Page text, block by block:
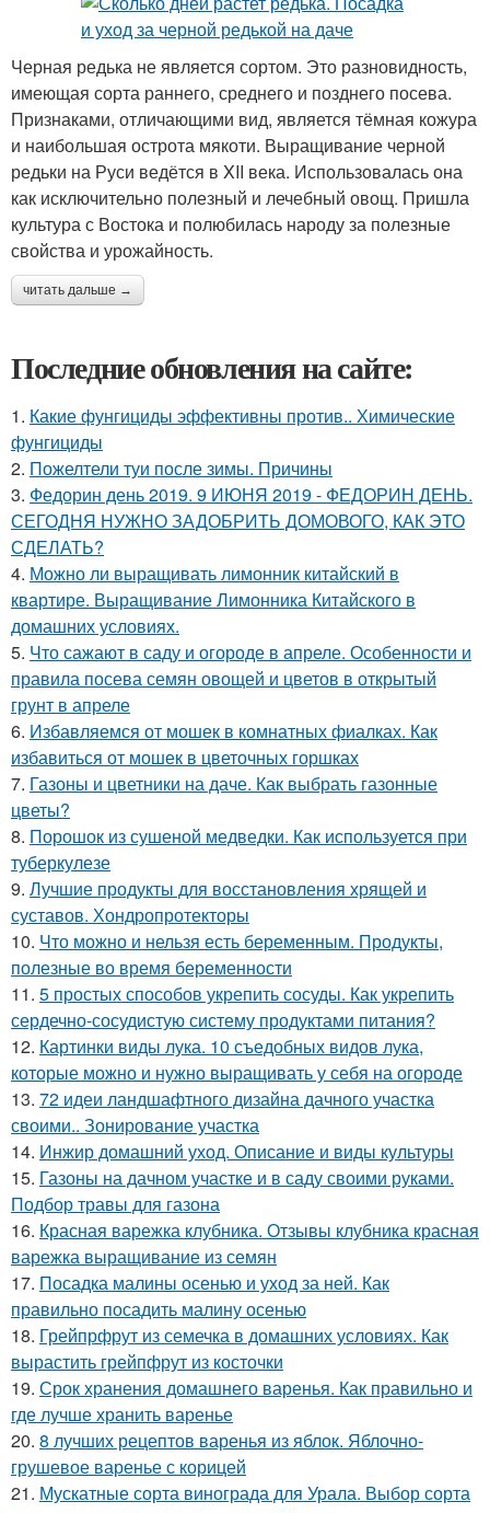
Черная редька не является сортом. Это разновидность,
имеющая сорта раннего, среднего и позднего посева.
Признаками, отличающими вид, является тёмная кожура
и наибольшая острота мякоти. Выращивание черной
редьки на Руси ведётся в XII века. Использовалась она
как исключительно полезный и лечебный овощ. Пришла
культура с Востока и полюбилась народу за полезные
свойства и урожайность.
читать дальше →
Последние обновления на сайте:
1. Какие фунгициды эффективны против.. Химические
фунгициды
2. Пожелтели туи после зимы. Причины
3. Федорин день 2019. 9 ИЮНЯ 2019 - ФЕДОРИН ДЕНЬ.
СЕГОДНЯ НУЖНО ЗАДОБРИТЬ ДОМОВОГО, КАК ЭТО
СДЕЛАТЬ?
4. Можно ли выращивать лимонник китайский в
квартире. Выращивание Лимонника Китайского в
домашних условиях.
5. Что сажают в саду и огороде в апреле. Особенности и
правила посева семян овощей и цветов в открытый
грунт в апреле
6. Избавляемся от мошек в комнатных фиалках. Как
избавиться от мошек в цветочных горшках
7. Газоны и цветники на даче. Как выбрать газонные
цветы?
8. Порошок из сушеной медведки. Как используется при
туберкулезе
9. Лучшие продукты для восстановления хрящей и
суставов. Хондропротекторы
10. Что можно и нельзя есть беременным. Продукты,
полезные во время беременности
11. 5 простых способов укрепить сосуды. Как укрепить
сердечно-сосудистую систему продуктами питания?
12. Картинки виды лука. 10 съедобных видов лука,
которые можно и нужно выращивать у себя на огороде
13. 72 идеи ландшафтного дизайна дачного участка
своими.. Зонирование участка
14. Инжир домашний уход. Описание и виды культуры
15. Газоны на дачном участке и в саду своими руками.
Подбор травы для газона
16. Красная варежка клубника. Отзывы клубника красная
варежка выращивание из семян
17. Посадка малины осенью и уход за ней. Как
правильно посадить малину осенью
18. Грейпрфрут из семечка в домашних условиях. Как
вырастить грейпфрут из косточки
19. Срок хранения домашнего варенья. Как правильно и
где лучше хранить варенье
20. 8 лучших рецептов варенья из яблок. Яблочно-
грушевое варенье с корицей
21. Мускатные сорта винограда для Урала. Выбор сорта